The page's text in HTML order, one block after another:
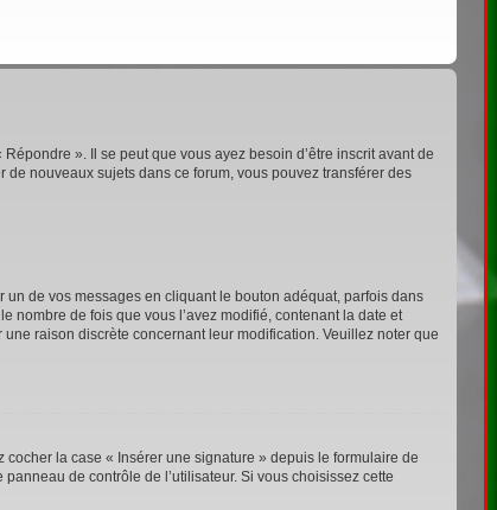
». Il se peut que vous ayez besoin d’être inscrit avant de
nouveaux sujets dans ce forum, vous pouvez transférer des
de vos messages en cliquant le bouton adéquat, parfois dans
nombre de fois que vous l’avez modifié, contenant la date et
une raison discrète concernant leur modification. Veuillez noter que
la case « Insérer une signature » depuis le formulaire de
de contrôle de l’utilisateur. Si vous choisissez cette